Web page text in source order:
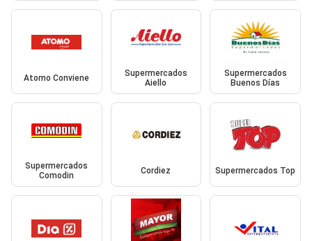
Atomo Conviene
Supermercados
Aiello
Supermercados
Buenos Días
Supermercados
Comodin
Cordiez Supermercados Top